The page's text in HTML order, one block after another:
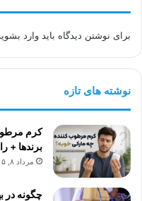
برای نوشتن دیدگاه باید وارد
نوشته های تازه
کرم
برندها +
مرداد ۸, ۱۴۰۵